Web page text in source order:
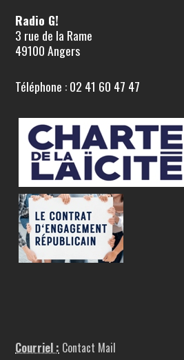
Radio G!
3 rue de la Rame
49100 Angers
Téléphone : 02 41 60 47 47
Courriel : Contact Mail